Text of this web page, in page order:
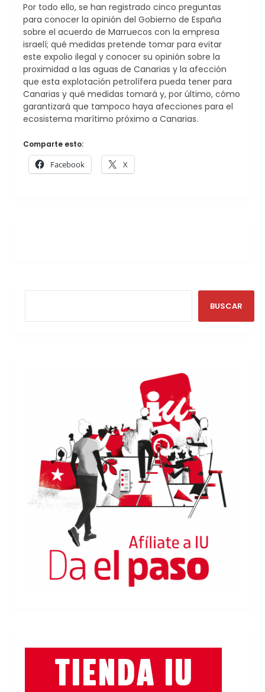
Por todo ello, se han registrado cinco preguntas
para conocer la opinión del Gobierno de España
sobre el acuerdo de Marruecos con la empresa
israelí; qué medidas pretende tomar para evitar
este expolio ilegal y conocer su opinión sobre la
proximidad a las aguas de Canarias y la afección
que esta explotación petrolífera pueda tener para
Canarias y qué medidas tomará y, por último, cómo
garantizará que tampoco haya afecciones para el
ecosistema marítimo próximo a Canarias.
Comparte esto:
Facebook X
BUSCAR